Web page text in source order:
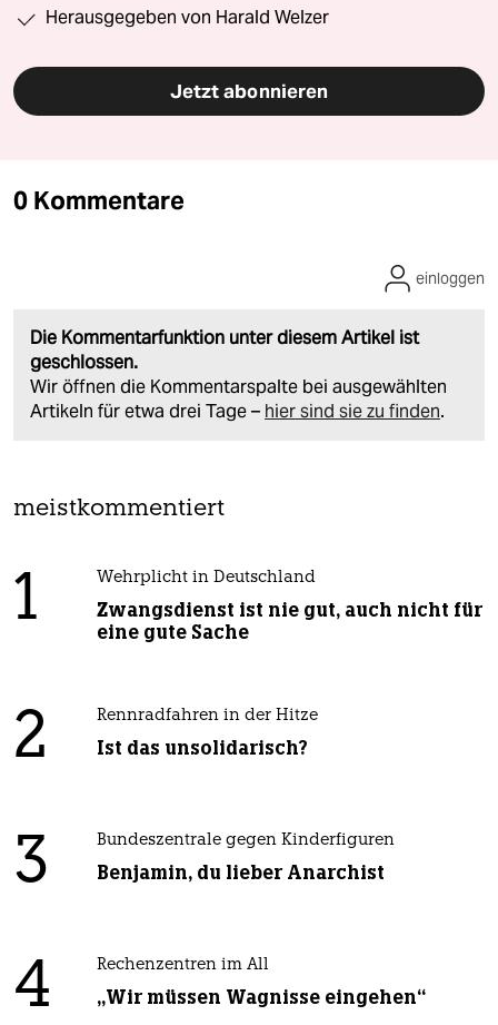
Herausgegeben von Harald Welzer
Jetzt abonnieren
0 Kommentare
Die Kommentarfunktion unter diesem Artikel ist
geschlossen.
Wir öffnen die Kommentarspalte bei ausgewählten
Artikeln für etwa drei Tage – hier sind sie zu finden.
einloggen
meistkommentiert
1 Wehrplicht in Deutschland
Zwangsdienst ist nie gut, auch nicht für
eine gute Sache
2 Rennradfahren in der Hitze
Ist das unsolidarisch?
3 Bundeszentrale gegen Kinderfiguren
Benjamin, du lieber Anarchist
4 Rechenzentren im All
„Wir müssen Wagnisse eingehen“